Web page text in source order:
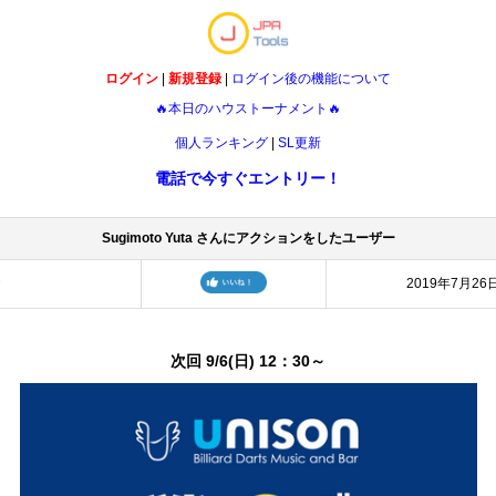
ログイン 新規登録|
ログイン後の機能について
🔥本日のハウストーナメント🔥
個人ランキング SL更新
電話で今すぐエントリー！
Sugimoto Yuta さんにアクションをしたユーザー
2019年7月26
次回 9/6(日) 12：30～